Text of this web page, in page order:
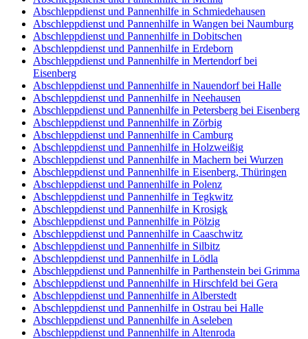
Abschleppdienst und Pannenhilfe in Schmiedehausen
Abschleppdienst und Pannenhilfe in Wangen bei Naumburg
Abschleppdienst und Pannenhilfe in Dobitschen
Abschleppdienst und Pannenhilfe in Erdeborn
Abschleppdienst und Pannenhilfe in Mertendorf bei
Eisenberg
Abschleppdienst und Pannenhilfe in Nauendorf bei Halle
Abschleppdienst und Pannenhilfe in Neehausen
Abschleppdienst und Pannenhilfe in Petersberg bei Eisenberg
Abschleppdienst und Pannenhilfe in Zörbig
Abschleppdienst und Pannenhilfe in Camburg
Abschleppdienst und Pannenhilfe in Holzweißig
Abschleppdienst und Pannenhilfe in Machern bei Wurzen
Abschleppdienst und Pannenhilfe in Eisenberg, Thüringen
Abschleppdienst und Pannenhilfe in Polenz
Abschleppdienst und Pannenhilfe in Tegkwitz
Abschleppdienst und Pannenhilfe in Krosigk
Abschleppdienst und Pannenhilfe in Pölzig
Abschleppdienst und Pannenhilfe in Caaschwitz
Abschleppdienst und Pannenhilfe in Silbitz
Abschleppdienst und Pannenhilfe in Lödla
Abschleppdienst und Pannenhilfe in Parthenstein bei Grimma
Abschleppdienst und Pannenhilfe in Hirschfeld bei Gera
Abschleppdienst und Pannenhilfe in Alberstedt
Abschleppdienst und Pannenhilfe in Ostrau bei Halle
Abschleppdienst und Pannenhilfe in Aseleben
Abschleppdienst und Pannenhilfe in Altenroda